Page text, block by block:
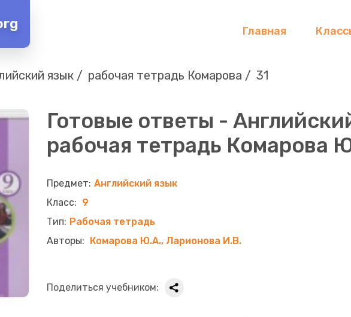
Главная
язык рабочая тетрадь Комарова 31
Готовые ответы -
рабочая тетрадь Комарова
Английский язык
9
Рабочая тетрадь
Комарова Ю.А., Ларионова И.В.
Поделиться учебником: